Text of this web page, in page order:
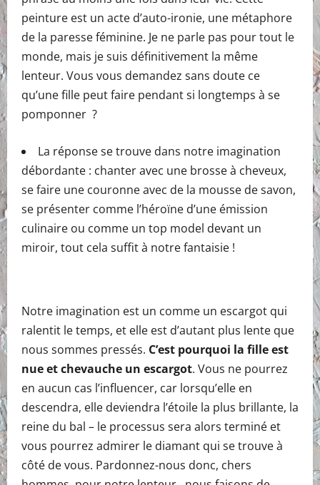
peinture est un acte d’auto-ironie, une métaphore
de la paresse féminine. Je ne parle pas pour tout le
monde, mais je suis définitivement la même
lenteur. Vous vous demandez sans doute ce
qu’une fille peut faire pendant si longtemps à se
pomponner ?
La réponse se trouve dans notre imagination
débordante : chanter avec une brosse à cheveux,
se faire une couronne avec de la mousse de savon,
se présenter comme l’héroïne d’une émission
culinaire ou comme un top model devant un
miroir, tout cela suffit à notre fantaisie !
Notre imagination est un comme un escargot qui
ralentit le temps, et elle est d’autant plus lente que
nous sommes pressés. C’est pourquoi la fille est
nue et chevauche un escargot. Vous ne pourrez
en aucun cas l’influencer, car lorsqu’elle en
descendra, elle deviendra l’étoile la plus brillante, la
reine du bal – le processus sera alors terminé et
vous pourrez admirer le diamant qui se trouve à
côté de vous. Pardonnez-nous donc, chers